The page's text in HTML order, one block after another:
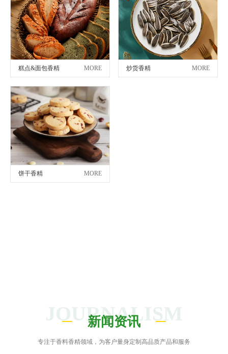
糕点&面包香精 MORE 炒货香精 MORE
饼干香精 MORE
JOURNALISM
新闻资讯
专注于香料香精领域，为客户量身定制高品质产品和服务